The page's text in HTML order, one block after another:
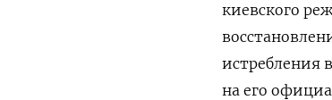
киевского
истребления
на его